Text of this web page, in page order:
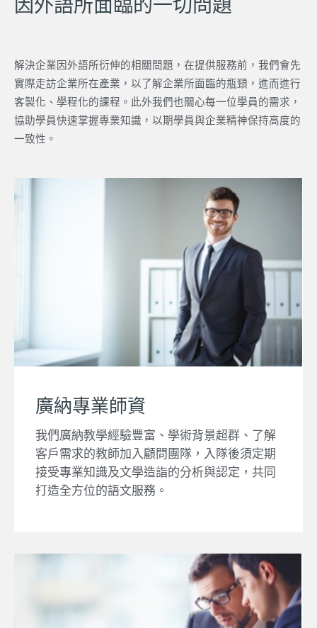
因外語所面臨的一切問題
解決企業因外語所衍伸的相關問題，在提供服務前，我們會先
實際走訪企業所在產業，以了解企業所面臨的瓶頸，進而進行
客製化、學程化的課程。此外我們也關心每一位學員的需求，
協助學員快速掌握專業知識，以期學員與企業精神保持高度的
一致性。
廣納專業師資
我們廣納教學經驗豐富、學術背景超群、了解
客戶需求的教師加入顧問團隊，入隊後須定期
接受專業知識及文學造詣的分析與認定，共同
打造全方位的語文服務。